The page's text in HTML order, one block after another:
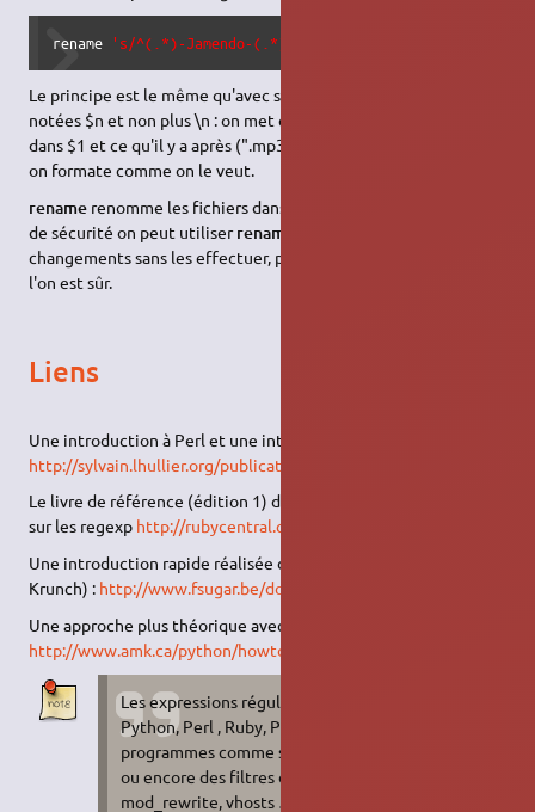
rename 's/^(.*)-Jamendo-(.*)\.mp3/$2_-_$1.mp3/'
Le principe est le même qu'avec sed sauf que les variables sont
notées $n et non plus \n : on met ce qu'il y a avant "-Jamendo-"
dans $1 et ce qu'il y a après (".mp3" non compris) dans $2 puis
on formate comme on le veut.
rename renomme les fichiers dans le dossier courant, pour plus
de sécurité on peut utiliserrename -n 's/'
changements sans les effectuer, puis les effectuer une fois que
l'on est sûr.
Liens
Une introduction à Perl et une introduction au regexp :
http://sylvain.lhullier.org/publications/perl.html
Le livre de référence (édition 1) de Ruby avec une petite partie
sur les regexp http://rubycentral.com/book/language.html
Une introduction rapide réalisée dans notre FSUG (merci à
Krunch) : http://www.fsugar.be/docu/regex/regex.html
Une approche plus théorique avec Python:
http://www.amk.ca/python/howto/regex/
Les expressions régulières sont utilisés en
Python, Perl , Ruby, PHP, Java, C, C++, par des
programmes comme sed, awk, grep, vim, rename,
ou encore des filtres dans apache et lighttpd (
mod_rewrite, vhosts …), adblock dans firefox…